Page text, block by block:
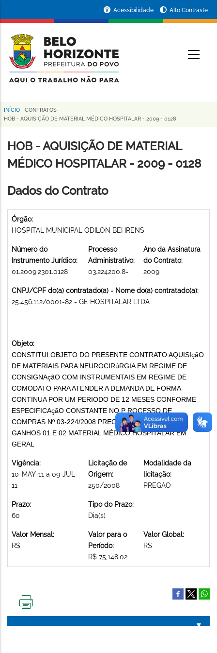
conteúdo
principal
da
Prefeitura
de
Horizonte
Acessibilidade Alto Contraste
Trilha
navegação
INÍCIO - CONTRATOS -
HOB - AQUISIÇÃO DE MATERIAL MÉDICO HOSPITALAR - 2009 - 0128
HOB - AQUISIÇÃO DE MATERIAL
MÉDICO HOSPITALAR - 2009 - 0128
Dados do Contrato
Órgão:
HOSPITAL MUNICIPAL ODILON BEHRENS
Número do
Instrumento Jurídico:
01.2009.2301.0128
Processo
Administrativo:
03.224200.8-
Ano da Assinatura
do Contrato:
2009
CNPJ/CPF do(a) contratado(a) - Nome do(a) contratado(a):
25.456.112/0001-82 - GE HOSPITALAR LTDA
Objeto:
CONSTITUI OBJETO DO PRESENTE CONTRATO AQUISIçãO
DE MATERIAIS PARA NEUROCIRúRGIA EM REGIME DE
CONSIGNAçãO COM INSTRUMENTAIS EM REGIME DE
COMODATO PARA ATENDER A DEMANDA DE FORMA
CONTINUA POR UM PERIODO DE 12 MESES CONFORME
ESPECIFICAçãO CONSTANTE NO P ROCESSO DE
COMPRAS Nº 03-224/2008 PREGãO 250/2008 ITENS
GANHOS 01 E 02 MATERIAL MÉDICO HOSPITALAR EM
GERAL
Vigência:
10-MAY-11 a 09-JUL-
11
Licitação de
Origem:
250/2008
Modalidade da
licitação:
PREGAO
Prazo:
60
Tipo do Prazo:
Dia(s)
Valor Mensal:
R$
Valor para o
Período:
R$ 75,148.02
Valor Global:
R$
PÁGINA